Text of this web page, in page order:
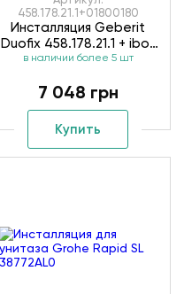
458.178.21.1+01800180
Инсталляция Geberit
Duofix 458.178.21.1 + ibox
universal 01800180
в наличии более 5 шт
7 048 грн
Купить